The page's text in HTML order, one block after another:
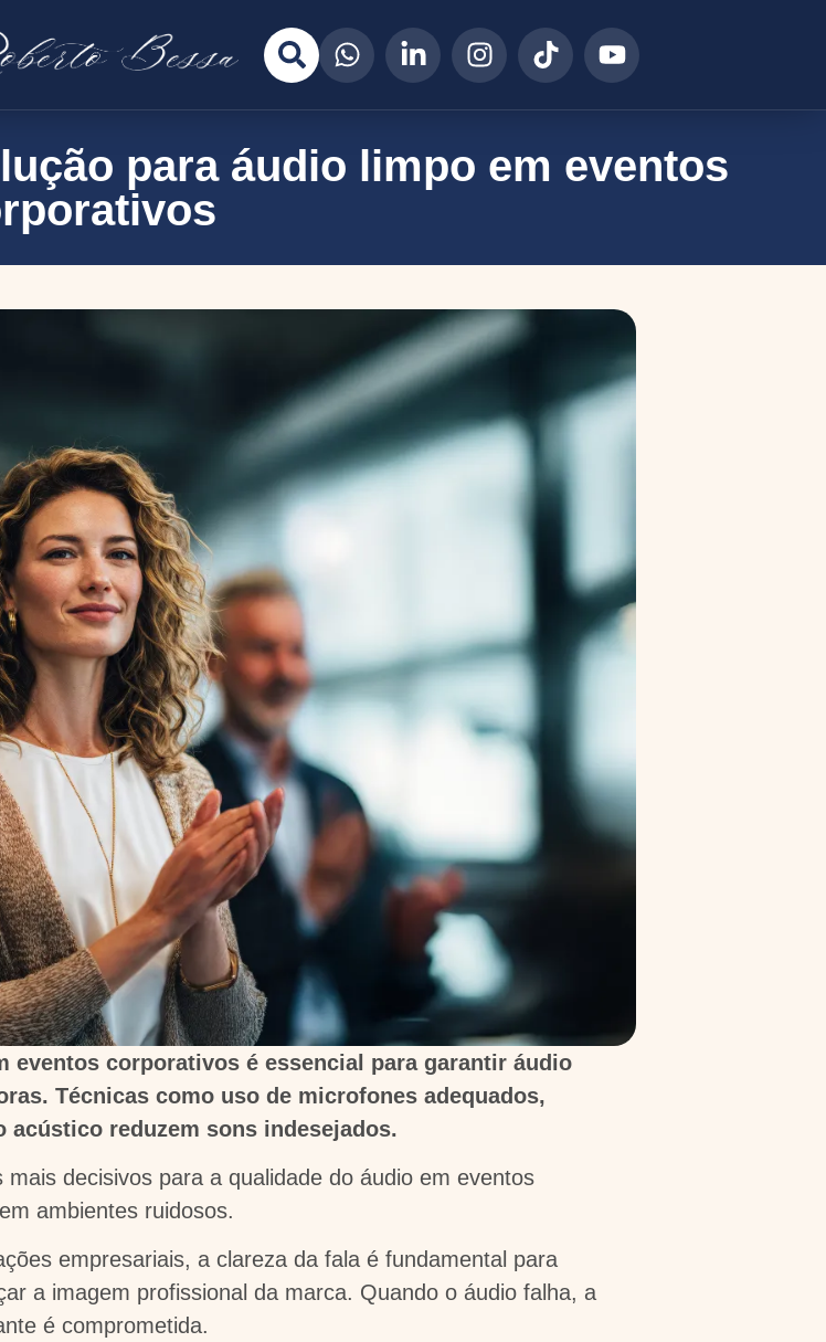
para áudio limpo em eventos
eventos corporativos é essencial para garantir áudio
Técnicas como uso de microfones adequados,
reduzem sons indesejados.
decisivos para a qualidade do áudio em eventos
ambientes ruidosos.
empresariais, a clareza da fala é fundamental para
a imagem profissional da marca. Quando o áudio falha, a
é comprometida.